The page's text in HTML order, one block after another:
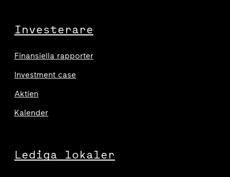
Investerare
Finansiella rapporter
Investment case
Aktien
Kalender
Lediga lokaler